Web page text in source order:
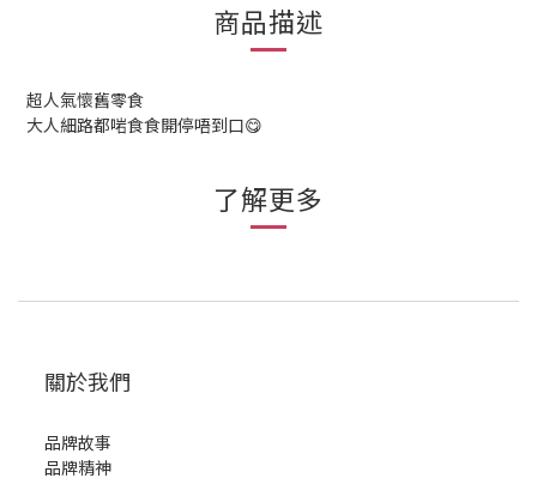
商品描述
超人氣懷舊零食
大人細路都啱食食開停唔到口😋
了解更多
關於我們
品牌故事
品牌精神